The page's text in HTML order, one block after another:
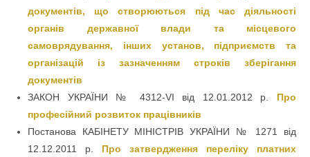
документів, що створюються під час діяльності
органів державної влади та місцевого
самоврядування, інших установ, підприємств та
організацій із зазначенням строків зберігання
документів
ЗАКОН УКРАЇНИ № 4312-VI від 12.01.2012 р. Про
професійний розвиток працівників
Постанова КАБІНЕТУ МІНІСТРІВ УКРАЇНИ № 1271 від
12.12.2011 р. Про затвердження переліку платних